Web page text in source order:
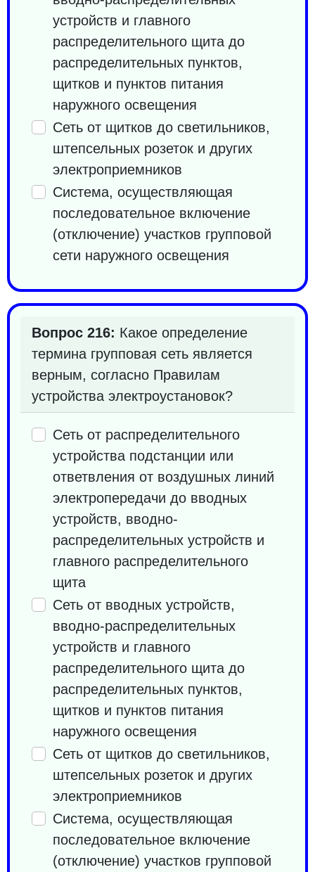
устройств и главного
распределительного щита до
распределительных пунктов,
щитков и пунктов питания
наружного освещения
Сеть от щитков до светильников,
штепсельных розеток и других
электроприемников
Система, осуществляющая
последовательное включение
(отключение) участков групповой
сети наружного освещения
Вопрос 216: Какое определение
термина групповая сеть является
верным, согласно Правилам
устройства электроустановок?
Сеть от распределительного
устройства подстанции или
ответвления от воздушных линий
электропередачи до вводных
устройств, вводно-
распределительных устройств и
главного распределительного
щита
Сеть от вводных устройств,
вводно-распределительных
устройств и главного
распределительного щита до
распределительных пунктов,
щитков и пунктов питания
наружного освещения
Сеть от щитков до светильников,
штепсельных розеток и других
электроприемников
Система, осуществляющая
последовательное включение
(отключение) участков групповой